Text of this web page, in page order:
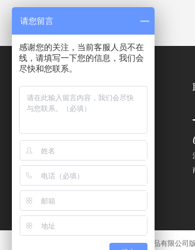
产品中心
魔术贴系列
魔术扎带系列
其它产品
Copyright © 2017 深圳市华三信纺织品有限公司
请您留言
感谢您的关注，当前客服人员不在
线，请填写一下您的信息，我们会
尽快和您联系。